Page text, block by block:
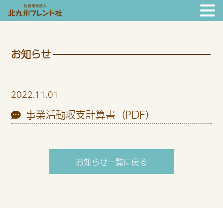
お知らせ
2022.11.01
事業活動収支計算書（PDF）
お知らせ一覧に戻る